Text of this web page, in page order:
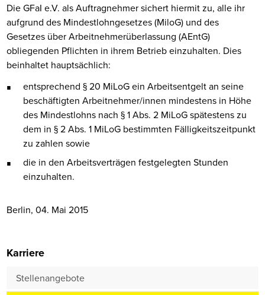
Die GFaI e.V. als Auftragnehmer sichert hiermit zu, alle ihr
aufgrund des Mindestlohngesetzes (MiloG) und des
Gesetzes über Arbeitnehmerüberlassung (AEntG)
obliegenden Pflichten in ihrem Betrieb einzuhalten. Dies
beinhaltet hauptsächlich:
entsprechend § 20 MiLoG ein Arbeitsentgelt an seine
beschäftigten Arbeitnehmer/innen mindestens in Höhe
des Mindestlohns nach § 1 Abs. 2 MiLoG spätestens zu
dem in § 2 Abs. 1 MiLoG bestimmten Fälligkeitszeitpunkt
zu zahlen sowie
die in den Arbeitsverträgen festgelegten Stunden
einzuhalten.
Berlin, 04. Mai 2015
Karriere
Stellenangebote